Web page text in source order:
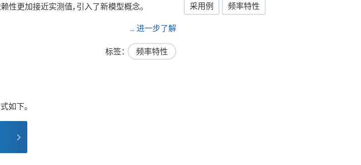
性更加接近实测值，引入了新模型概念。
... 进一步了解
标签 频率特性
如下。
采用例
频率特性